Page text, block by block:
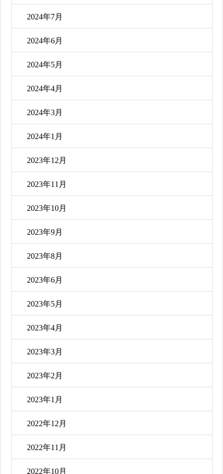
2024年7月
2024年6月
2024年5月
2024年4月
2024年3月
2024年1月
2023年12月
2023年11月
2023年10月
2023年9月
2023年8月
2023年6月
2023年5月
2023年4月
2023年3月
2023年2月
2023年1月
2022年12月
2022年11月
2022年10月